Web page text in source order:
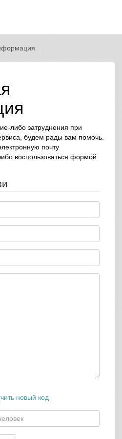
либо затруднения при
будем рады вам помочь.
почту
воспользоваться формой
новый код